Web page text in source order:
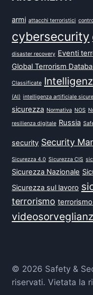
armi attacchi terroristici
cybersecurity
disaster recovery Eventi
Global Terrorism
Classificate
(AI) intelligenza artificiale
sicurezza Normativa NOS
resilienza digitale Russia
security Security
Sicurezza 4.0 Sicurezza CIS
Sicurezza Nazionale
Sicurezza sul lavoro
terrorismo
© 2026 Safety &
riservati. Vietata la